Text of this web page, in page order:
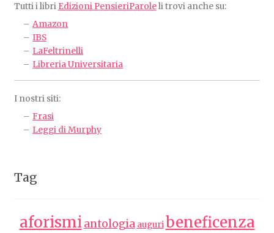
Tutti i libri Edizioni PensieriParoleli trovi anche su:
Amazon
IBS
LaFeltrinelli
Libreria Universitaria
I nostri siti:
Frasi
Leggi di Murphy
Tag
aforismi antologia auguri beneficenza